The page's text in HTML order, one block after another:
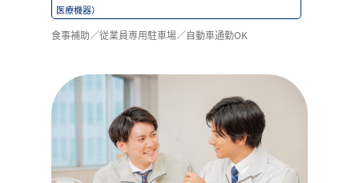
医療機器）
食事補助／従業員専用駐車場／自動車通勤OK